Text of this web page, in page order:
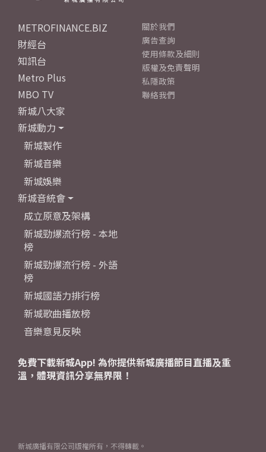
METROFINANCE.BIZ
財經台
知訊台
Metro Plus
MBO TV
新城八大家
新城動力
新城製作
新城音樂
新城娛樂
新城音統會
成立原意及架構
新城勁爆流行榜 - 本地
榜
新城勁爆流行榜 - 外語
榜
新城國語力排行榜
新城歌曲播放榜
音樂意見反映
關於我們
廣告查詢
使用條款及細則
版權及免責聲明
私隱政策
聯絡我們
免費下載新城App! 為你提供新城廣播節目直播及重
溫，體現資訊分享無界限！
新城廣播有限公司版權所有，不得轉載。